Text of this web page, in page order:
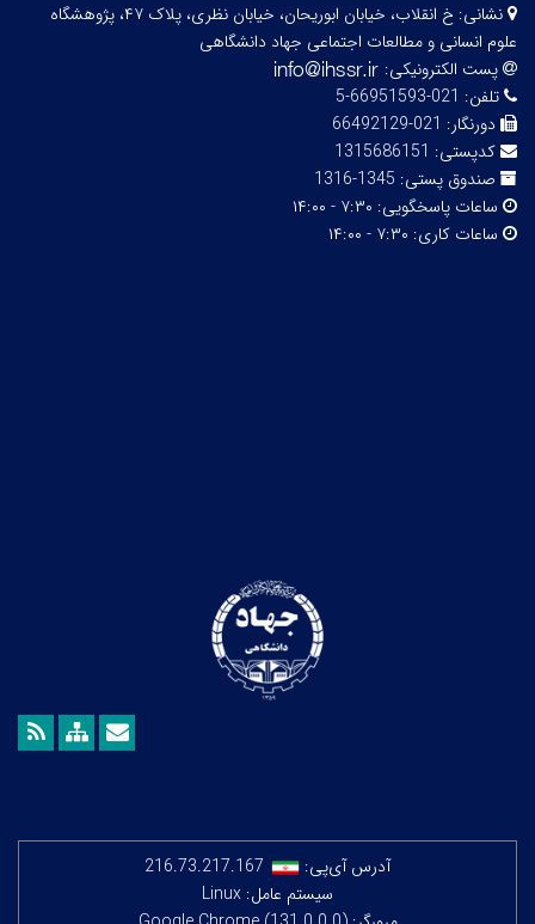
نشانی:
خ انقلاب، خیابان ابوریحان، خیابان نظری، پلاک ۴۷، پژوهشگاه
علوم انسانی و مطالعات اجتماعی جهاد دانشگاهی
پست الکترونیکی:
تلفن: 021-66951593-5
دورنگار: 021-66492129
کدپستی: 1315686151
صندوق پستی: 1345-1316
ساعات پاسخگویی: ۷:۳۰ - ۱۴:۰۰
ساعات کاری: ۷:۳۰ - ۱۴:۰۰
آدرس آی‌پی:
216.73.217.167
سیستم عامل: Linux